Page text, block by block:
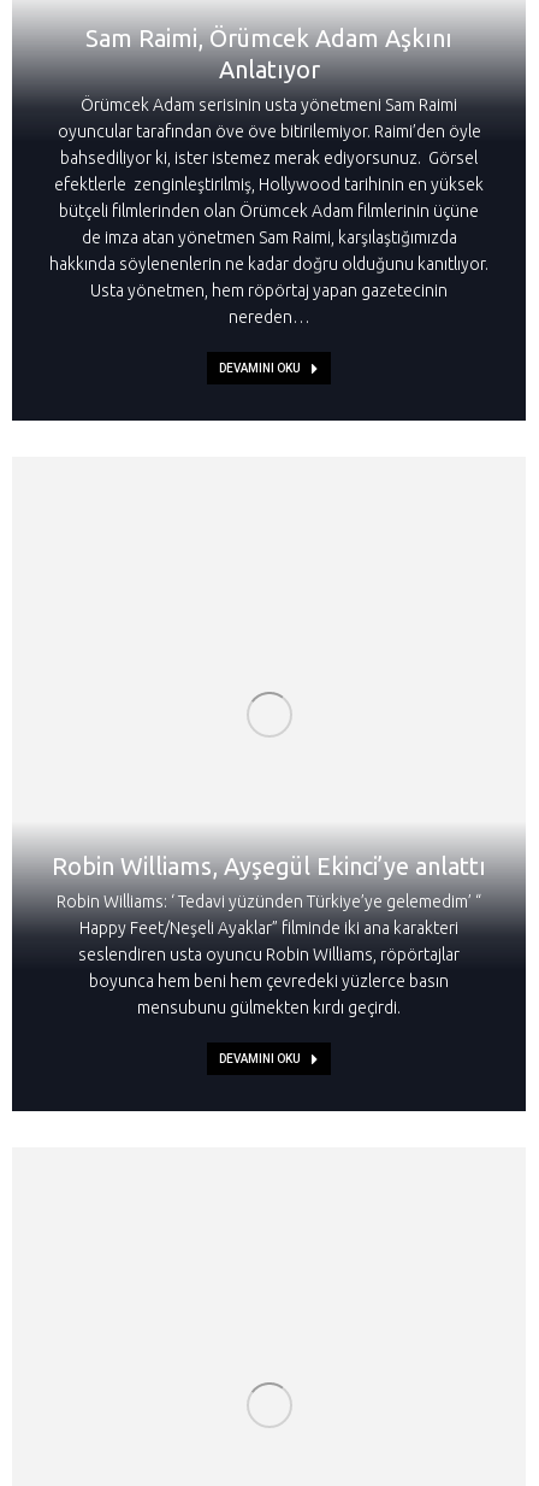
Sam Raimi, Örümcek Adam Aşkını
Anlatıyor
Örümcek Adam serisinin usta yönetmeni Sam Raimi
oyuncular tarafından öve öve bitirilemiyor. Raimi’den öyle
bahsediliyor ki, ister istemez merak ediyorsunuz. Görsel
efektlerle zenginleştirilmiş, Hollywood tarihinin en yüksek
bütçeli filmlerinden olan Örümcek Adam filmlerinin üçüne
de imza atan yönetmen Sam Raimi, karşılaştığımızda
hakkında söylenenlerin ne kadar doğru olduğunu kanıtlıyor.
Usta yönetmen, hem röpörtaj yapan gazetecinin
nereden…
DEVAMINI OKU
Robin Williams, Ayşegül Ekinci’ye anlattı
Robin Williams: ‘ Tedavi yüzünden Türkiye’ye gelemedim’ “
Happy Feet/Neşeli Ayaklar” filminde iki ana karakteri
seslendiren usta oyuncu Robin Williams, röpörtajlar
boyunca hem beni hem çevredeki yüzlerce basın
mensubunu gülmekten kırdı geçirdi.
DEVAMINI OKU